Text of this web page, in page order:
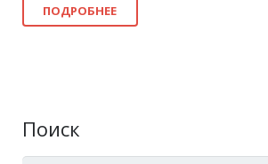
ПОДРОБНЕЕ
Поиск